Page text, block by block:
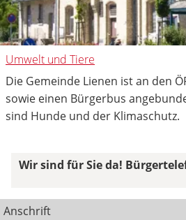
Umwelt und Tiere
Die Gemeinde Lienen ist an den
sowie einen Bürgerbus
sind Hunde und der Klimaschutz.
Wir sind für Sie da!
Anschrift